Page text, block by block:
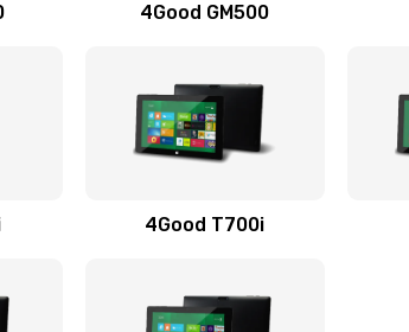
4Good GM500
4Good T700i